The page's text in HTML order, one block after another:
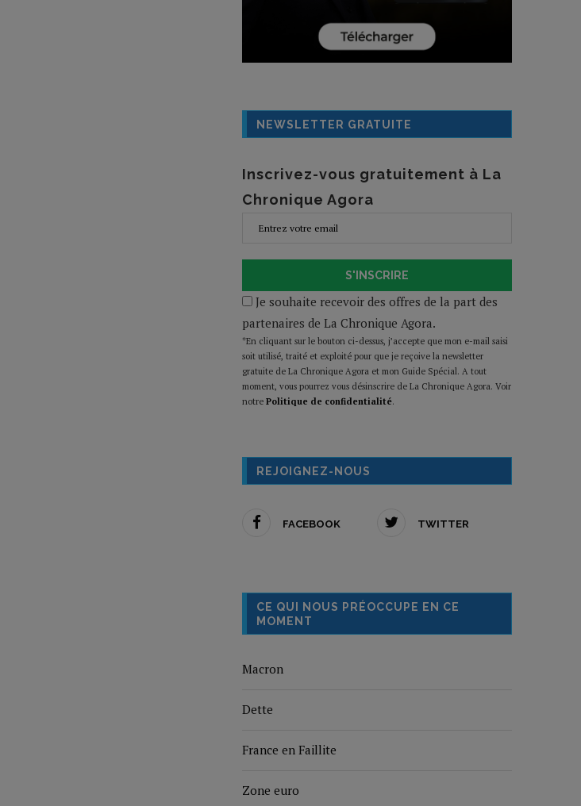
NEWSLETTER GRATUITE
Inscrivez-vous gratuitement à La
Chronique Agora
S'INSCRIRE
Je souhaite recevoir des offres de la part des
partenaires de La Chronique Agora.
*En cliquant sur le bouton ci-dessus, j’accepte que mon e-mail saisi
soit utilisé, traité et exploité pour que je reçoive la newsletter
gratuite de La Chronique Agora et mon Guide Spécial. A tout
moment, vous pourrez vous désinscrire de La Chronique Agora. Voir
notre Politique de confidentialité.
REJOIGNEZ-NOUS
FACEBOOK TWITTER
CE QUI NOUS PRÉOCCUPE EN CE
MOMENT
Macron
Dette
France en Faillite
Zone euro